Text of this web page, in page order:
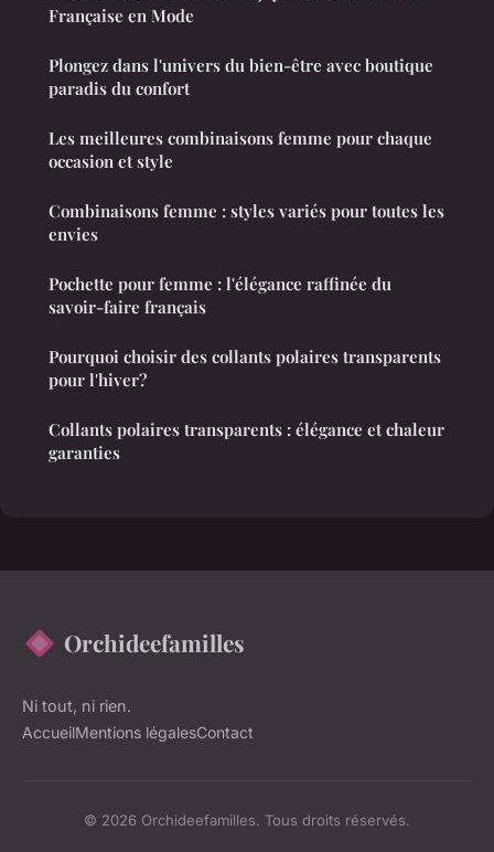
Française en Mode
Plongez dans l'univers du bien-être avec boutique
paradis du confort
Les meilleures combinaisons femme pour chaque
occasion et style
Combinaisons femme : styles variés pour toutes les
envies
Pochette pour femme : l'élégance raffinée du
savoir-faire français
Pourquoi choisir des collants polaires transparents
pour l'hiver?
Collants polaires transparents : élégance et chaleur
garanties
Orchideefamilles
Ni tout, ni rien.
AccueilMentions légalesContact
© 2026 Orchideefamilles. Tous droits réservés.